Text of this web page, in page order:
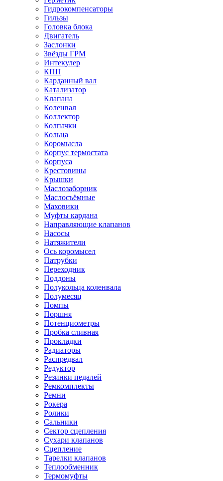
Гидрокомпенсаторы
Гильзы
Головка блока
Двигатель
Заслонки
Звёзды ГРМ
Интекулер
КПП
Карданный вал
Катализатор
Клапана
Коленвал
Коллектор
Колпачки
Кольца
Коромысла
Корпус термостата
Корпуса
Крестовины
Крышки
Маслозаборник
Маслосъёмные
Маховики
Муфты кардана
Направляющие клапанов
Насосы
Натяжители
Ось коромысел
Патрубки
Переходник
Поддоны
Полукольца коленвала
Полумесяц
Помпы
Поршня
Потенциометры
Пробка сливная
Прокладки
Радиаторы
Распредвал
Редуктор
Резинки педалей
Ремкомплекты
Ремни
Рокера
Ролики
Сальники
Сектор сцепления
Сухари клапанов
Сцепление
Тарелки клапанов
Теплообменник
Термомуфты